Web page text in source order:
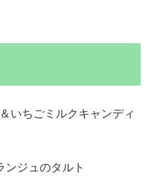
いちごミルクキャンディ
ジュのタルト